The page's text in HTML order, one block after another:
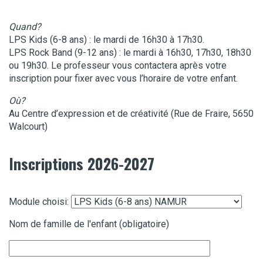
Quand?
LPS Kids (6-8 ans) : le mardi de 16h30 à 17h30.
LPS Rock Band (9-12 ans) : le mardi à 16h30, 17h30, 18h30
ou 19h30. Le professeur vous contactera après votre
inscription pour fixer avec vous l’horaire de votre enfant.
Où?
Au Centre d’expression et de créativité (Rue de Fraire, 5650
Walcourt)
Inscriptions 2026-2027
Module choisi:
Nom de famille de l'enfant (obligatoire)